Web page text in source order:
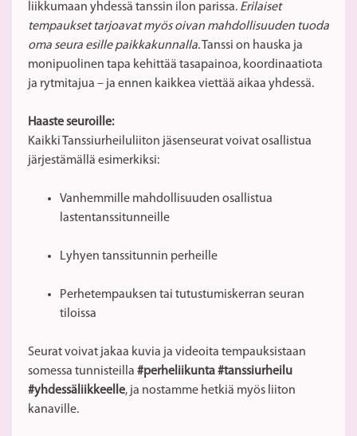
liikkumaan yhdessä tanssin ilon parissa. Erilaiset
tempaukset tarjoavat myös oivan mahdollisuuden tuoda
oma seura esille paikkakunnalla.Tanssi on hauska ja
monipuolinen tapa kehittää tasapainoa, koordinaatiota
ja rytmitajua – ja ennen kaikkea viettää aikaa yhdessä.
Haaste seuroille:
Kaikki Tanssiurheiluliiton jäsenseurat voivat osallistua
järjestämällä esimerkiksi:
Vanhemmille mahdollisuuden osallistua
lastentanssitunneille
Lyhyen tanssitunnin perheille
Perhetempauksen tai tutustumiskerran seuran
tiloissa
Seurat voivat jakaa kuvia ja videoita tempauksistaan
somessa tunnisteilla #perheliikunta #tanssiurheilu
#yhdessäliikkeelle, ja nostamme hetkiä myös liiton
kanaville.